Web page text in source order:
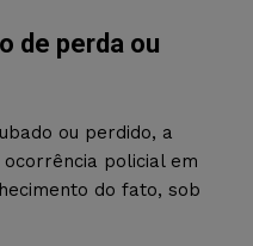
de perda ou
ou perdido, a
policial em
do fato, sob